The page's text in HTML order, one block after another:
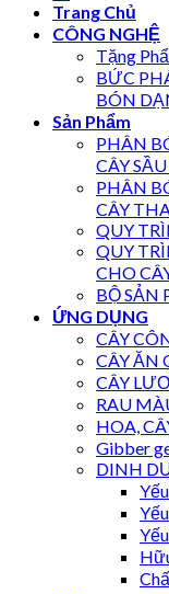
Trang Chủ
CÔNG NGHỆ
Tặng
BỨC
BÓN
Sản Phẩm
PHÂN
CÂY
PHÂN
CÂY
QUY
QUY
CHO
BỘ SẢN
ỨNG DỤNG
CÂY
CÂY ĂN
CÂY
RAU
HOA,
Gibber
DINH